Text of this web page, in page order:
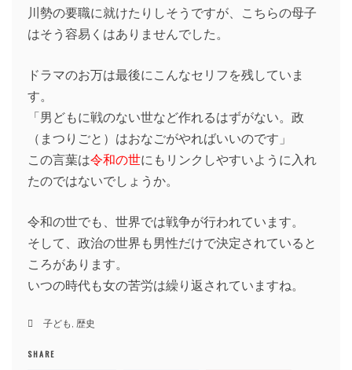
川勢の要職に就けたりしそうですが、こちらの母子
はそう容易くはありませんでした。
ドラマのお万は最後にこんなセリフを残していま
す。
「男どもに戦のない世など作れるはずがない。政
（まつりごと）はおなごがやればいいのです」
この言葉は令和の世にもリンクしやすいように入れ
たのではないでしょうか。
令和の世でも、世界では戦争が行われています。
そして、政治の世界も男性だけで決定されていると
ころがあります。
いつの時代も女の苦労は繰り返されていますね。
子ども 歴史
SHARE